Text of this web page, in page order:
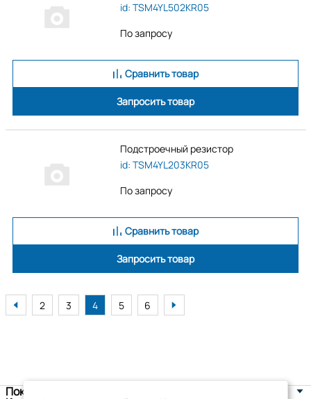
id: TSM4YL502KR05
По запросу
Сравнить товар
Запросить товар
Подстроечный резистор
id: TSM4YL203KR05
По запросу
Сравнить товар
Запросить товар
2 3 4 5 6
Покупателям